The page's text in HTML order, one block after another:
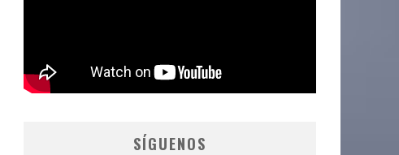
SÍGUENOS